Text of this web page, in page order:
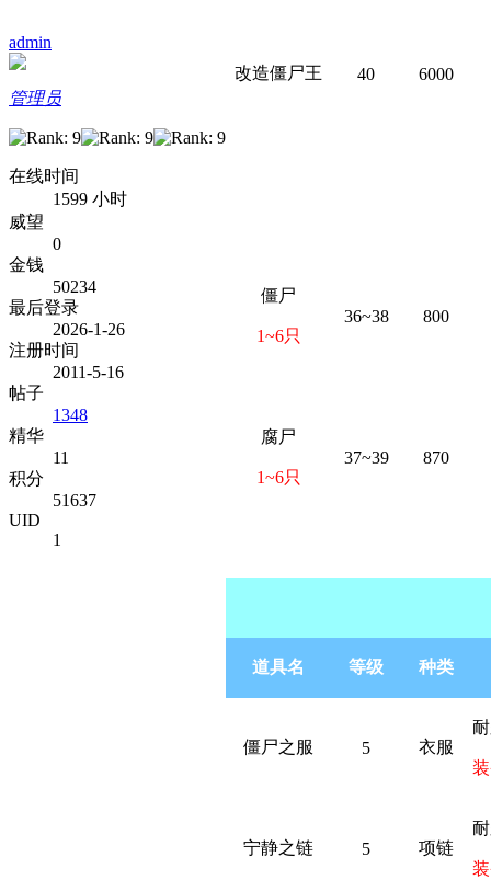
admin
管理员
在线时间
1599 小时
威望
0
金钱
50234
最后登录
2026-1-26
注册时间
2011-5-16
帖子
1348
精华
11
积分
51637
UID
1
改造僵尸王 40 6000
僵尸
1~6只
36~38 800
腐尸
1~6只
37~39 870
道具名 等级 种类
僵尸之服 5 衣服
宁静之链 5 项链